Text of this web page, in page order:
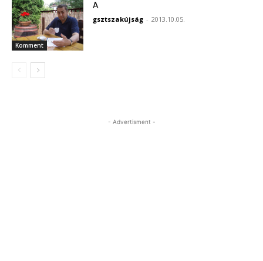
Komment
A
gsztszakújság - 2013.10.05.
- Advertisment -